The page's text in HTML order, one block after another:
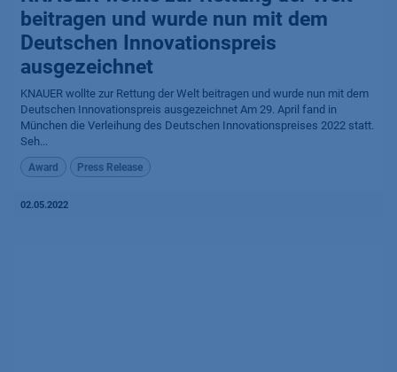
beitragen und wurde nun mit dem
Deutschen Innovationspreis
ausgezeichnet
KNAUER wollte zur Rettung der Welt beitragen und wurde nun mit dem
Deutschen Innovationspreis ausgezeichnet Am 29. April fand in
München die Verleihung des Deutschen Innovationspreises 2022 statt.
Seh...
Award Press Release
02.05.2022